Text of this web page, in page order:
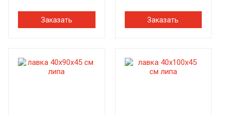
Заказать Заказать